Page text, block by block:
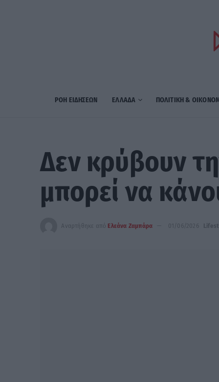
ΡΟΗ ΕΙΔΗΣΕΩΝ ΕΛΛΑΔΑ ΠΟΛΙΤΙΚΗ &
Δεν κρύβουν
μπορεί να
Αναρτήθηκε από Ελεάνα Ζαμπάρα 01/06/2026